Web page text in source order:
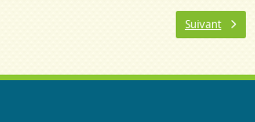
Suivant